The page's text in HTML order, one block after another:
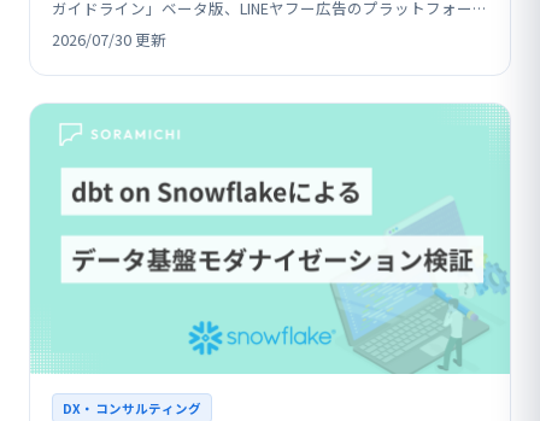
ガイドライン」ベータ版、LINEヤフー広告のプラットフォーム
統合、Yahoo!広告のターゲ…
2026/07/30 更新
DX・コンサルティング